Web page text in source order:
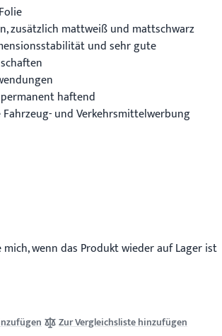
zusätzlich mattweiß und mattschwarz
und sehr gute
haftend
und Verkehrsmittelwerbung
wenn das Produkt wieder auf Lager ist
Zur Vergleichsliste hinzufügen